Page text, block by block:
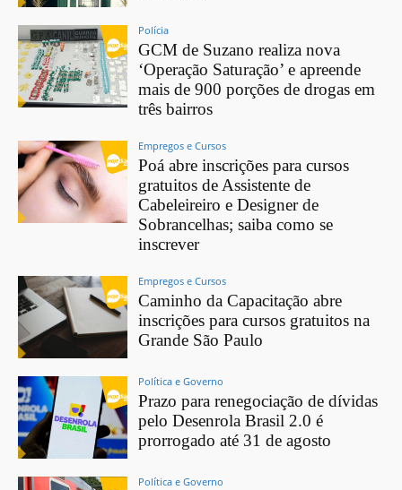
Polícia
GCM de Suzano realiza nova
‘Operação Saturação’ e apreende
mais de 900 porções de drogas em
três bairros
Empregos e Cursos
Poá abre inscrições para cursos
gratuitos de Assistente de
Cabeleireiro e Designer de
Sobrancelhas; saiba como se
inscrever
Empregos e Cursos
Caminho da Capacitação abre
inscrições para cursos gratuitos na
Grande São Paulo
Política e Governo
Prazo para renegociação de dívidas
pelo Desenrola Brasil 2.0 é
prorrogado até 31 de agosto
Política e Governo